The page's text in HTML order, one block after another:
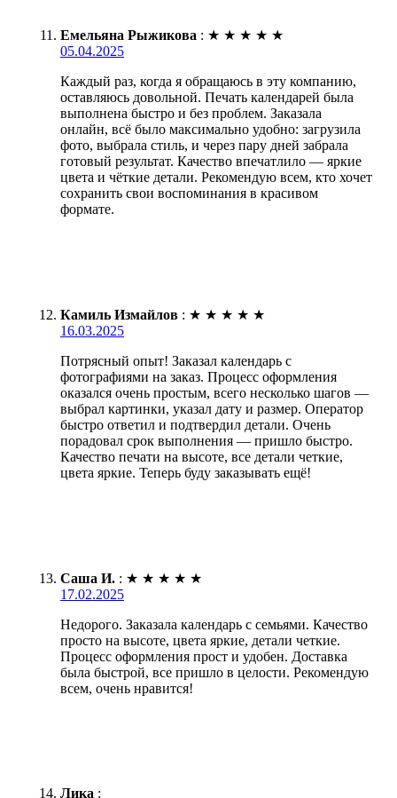
Емельяна Рыжикова : ★ ★ ★ ★ ★
05.04.2025
Каждый раз, когда я обращаюсь в эту компанию,
оставляюсь довольной. Печать календарей была
выполнена быстро и без проблем. Заказала
онлайн, всё было максимально удобно: загрузила
фото, выбрала стиль, и через пару дней забрала
готовый результат. Качество впечатлило — яркие
цвета и чёткие детали. Рекомендую всем, кто хочет
сохранить свои воспоминания в красивом
формате.
Камиль Измайлов : ★ ★ ★ ★ ★
16.03.2025
Потрясный опыт! Заказал календарь с
фотографиями на заказ. Процесс оформления
оказался очень простым, всего несколько шагов —
выбрал картинки, указал дату и размер. Оператор
быстро ответил и подтвердил детали. Очень
порадовал срок выполнения — пришло быстро.
Качество печати на высоте, все детали четкие,
цвета яркие. Теперь буду заказывать ещё!
Саша И. : ★ ★ ★ ★ ★
17.02.2025
Недорого. Заказала календарь с семьями. Качество
просто на высоте, цвета яркие, детали четкие.
Процесс оформления прост и удобен. Доставка
была быстрой, все пришло в целости. Рекомендую
всем, очень нравится!
Лика :